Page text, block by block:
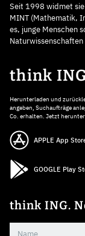
Seit 1998 widmet
MINT (Mathematik,
es, junge Menschen
think
Herunterladen und
angeben, Suchaufträge
Co. erhalten. Jetzt
APPLE App
GOOGLE Play
think ING.